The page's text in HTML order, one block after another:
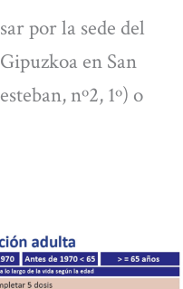
por la sede del
en San
nº2, 1º) o